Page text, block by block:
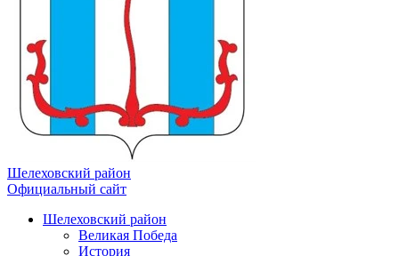
Шелеховский район
Официальный сайт
Шелеховский район
Великая Победа
История